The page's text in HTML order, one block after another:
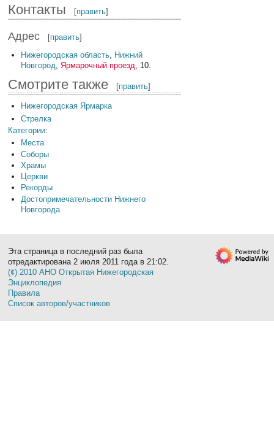
Контакты [править]
Адрес [править]
Нижегородская область, Нижний
Новгород, Ярмарочный проезд, 10.
Смотрите также [править]
Нижегородская Ярмарка
Стрелка
Категории:
Места
Соборы
Храмы
Церкви
Рекорды
Достопримечательности Нижнего
Новгорода
Эта страница в последний раз была
отредактирована 2 июля 2011 года в 21:02.
(¢) 2010 АНО Открытая Нижегородская
Энциклопедия
Правила
Список авторов/участников